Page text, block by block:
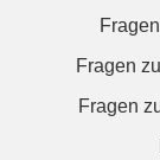
Fragen
Fragen